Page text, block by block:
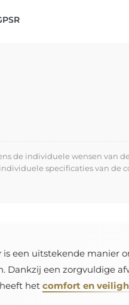
de individuele wensen van
specificaties van
is een uitstekende manier
Dankzij een zorgvuldige
het comfort en